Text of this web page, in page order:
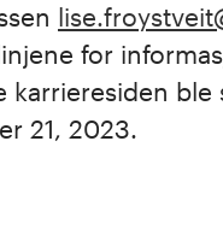
for
karrieresiden ble
21, 2023.